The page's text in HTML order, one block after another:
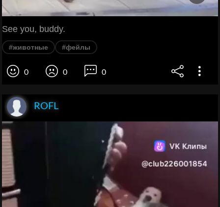
See you, buddy.
#животные #фейлы
0 0 0
ROFL